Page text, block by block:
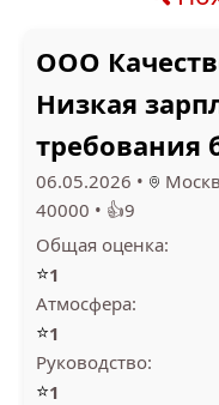
ООО
Низкая
требования
06.05.2026 •
40000 • 👍9
Общая оценка:
⭐1
Атмосфера:
⭐1
Руководство:
⭐1